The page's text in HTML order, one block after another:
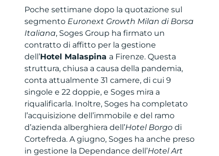
Poche settimane dopo la quotazione sul
segmento Euronext Growth Milan di Borsa
Italiana, Soges Group ha firmato un
contratto di affitto per la gestione
dell’Hotel Malaspina a Firenze. Questa
struttura, chiusa a causa della pandemia,
conta attualmente 31 camere, di cui 9
singole e 22 doppie, e Soges mira a
riqualificarla. Inoltre, Soges ha completato
l’acquisizione dell’immobile e del ramo
d’azienda alberghiera dell’Hotel Borgo di
Cortefreda. A giugno, Soges ha anche preso
in gestione la Dependance dell’Hotel Art